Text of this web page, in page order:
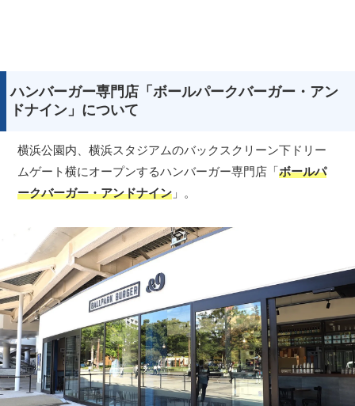
ハンバーガー専門店「ボールパークバーガー・アン
ドナイン」について
横浜公園内、横浜スタジアムのバックスクリーン下ドリー
ムゲート横にオープンするハンバーガー専門店「ボールパ
ークバーガー・アンドナイン 」。